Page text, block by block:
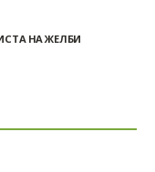
НА ЖЕЛБИ